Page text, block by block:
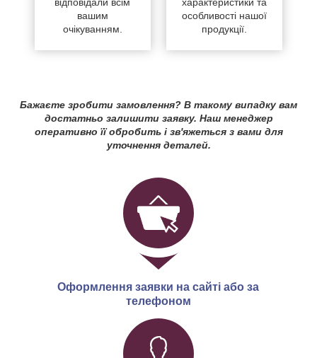
вашим
очікуванням.
особливості нашої
продукції.
Бажаєте зробити замовлення? В такому випадку вам
достатньо залишити заявку. Наш менеджер
оперативно її обробить і зв'яжеться з вами для
уточнення деталей.
Оформлення заявки на сайті або за
телефоном